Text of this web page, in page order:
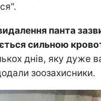
панта
сильною
днів, яку дуже
зоозахисники.